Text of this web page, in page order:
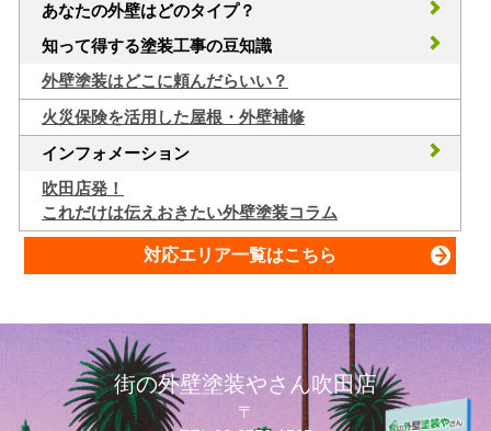
あなたの外壁はどのタイプ？
知って得する塗装工事の豆知識
外壁塗装はどこに頼んだらいい？
火災保険を活用した屋根・外壁補修
インフォメーション
吹田店発！
これだけは伝えおきたい外壁塗装コラム
対応エリア一覧はこちら
街の外壁塗装やさん吹田店
〒